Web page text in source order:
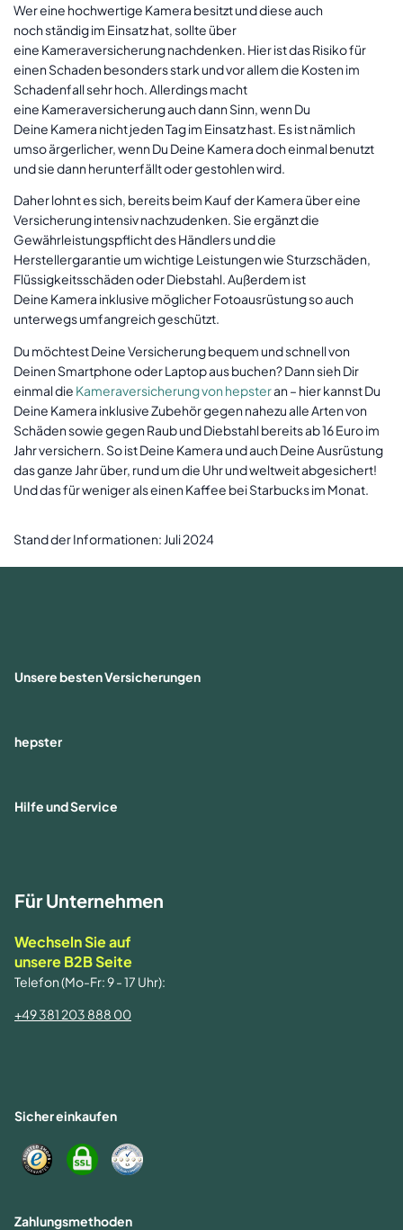
Wer eine hochwertige Kamera besitzt und diese auch
noch ständig im Einsatz hat, sollte über
eine Kameraversicherung nachdenken. Hier ist das Risiko für
einen Schaden besonders stark und vor allem die Kosten im
Schadenfall sehr hoch. Allerdings macht
eine Kameraversicherung auch dann Sinn, wenn Du
Deine Kamera nicht jeden Tag im Einsatz hast. Es ist nämlich
umso ärgerlicher, wenn Du Deine Kamera doch einmal benutzt
und sie dann herunterfällt oder gestohlen wird.
Daher lohnt es sich, bereits beim Kauf der Kamera über eine
Versicherung intensiv nachzudenken. Sie ergänzt die
Gewährleistungspflicht des Händlers und die
Herstellergarantie um wichtige Leistungen wie Sturzschäden,
Flüssigkeitsschäden oder Diebstahl. Außerdem ist
Deine Kamera inklusive möglicher Fotoausrüstung so auch
unterwegs umfangreich geschützt.
Du möchtest Deine Versicherung bequem und schnell von
Deinen Smartphone oder Laptop aus buchen? Dann sieh Dir
einmal die Kameraversicherung von hepsteran – hier kannst Du
Deine Kamera inklusive Zubehör gegen nahezu alle Arten von
Schäden sowie gegen Raub und Diebstahl bereits ab 16 Euro im
Jahr versichern. So ist Deine Kamera und auch Deine Ausrüstung
das ganze Jahr über, rund um die Uhr und weltweit abgesichert!
Und das für weniger als einen Kaffee bei Starbucks im Monat.
Stand der Informationen: Juli 2024
Unsere besten Versicherungen
hepster
Hilfe und Service
Für Unternehmen
Wechseln Sie auf
unsere B2B Seite
Telefon (Mo-Fr: 9 - 17 Uhr):
+49 381 203 888 00
Sicher einkaufen
Zahlungsmethoden